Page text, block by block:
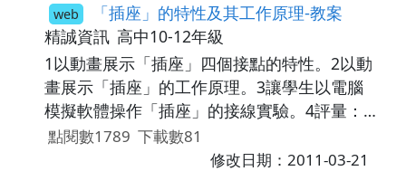
web 「插座」的特性及其工作原理-教案
精誠資訊 高中10-12年級
1以動畫展示「插座」四個接點的特性。2以動
畫展示「插座」的工作原理。3讓學生以電腦
模擬軟體操作「插座」的接線實驗。4評量：
以選擇題評量對「插座」元件工作原理的理
解，並以互動式網頁顯示室內配線實際問題讓
點閱數1789 下載數81
修改日期：2011-03-21